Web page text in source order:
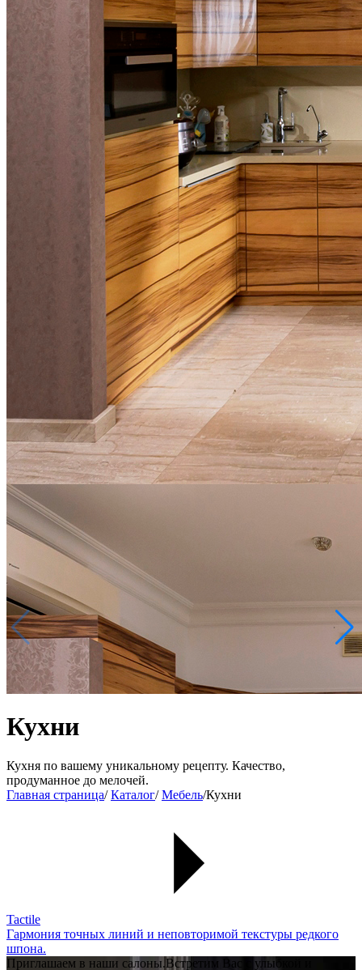
Кухни
Кухня по вашему уникальному рецепту. Качество,
продуманное до мелочей.
Главная страница/ Каталог/ Мебель/Кухни
Tactile
Гармония точных линий и неповторимой текстуры редкого
шпона.
Приглашаем в наши салоны.Встретим Вас с улыбкой и